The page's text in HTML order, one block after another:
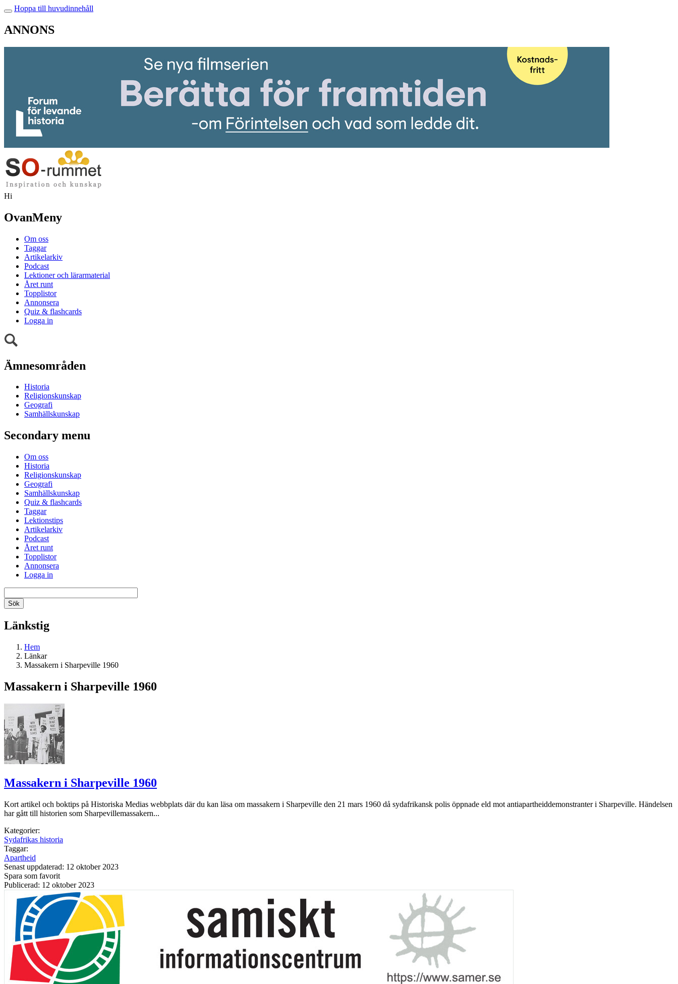
Hoppa till huvudinnehåll
ANNONS
Hi
OvanMeny
Om oss
Taggar
Artikelarkiv
Podcast
Lektioner och lärarmaterial
Året runt
Topplistor
Annonsera
Quiz & flashcards
Logga in
Ämnesområden
Historia
Religionskunskap
Geografi
Samhällskunskap
Secondary menu
Om oss
Historia
Religionskunskap
Geografi
Samhällskunskap
Quiz & flashcards
Taggar
Lektionstips
Artikelarkiv
Podcast
Året runt
Topplistor
Annonsera
Logga in
Länkstig
Hem
Länkar
Massakern i Sharpeville 1960
Massakern i Sharpeville 1960
Massakern i Sharpeville 1960
Kort artikel och boktips på Historiska Medias webbplats där du kan läsa om massakern i Sharpeville den 21 mars 1960 då sydafrikansk polis öppnade eld mot antiapartheiddemonstranter i Sharpeville. Händelsen
har gått till historien som Sharpevillemassakern...
Kategorier:
Sydafrikas historia
Taggar:
Apartheid
Senast uppdaterad: 12 oktober 2023
Spara som favorit
Publicerad: 12 oktober 2023